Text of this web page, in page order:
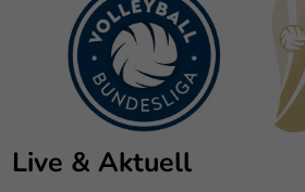
Live & Aktuell